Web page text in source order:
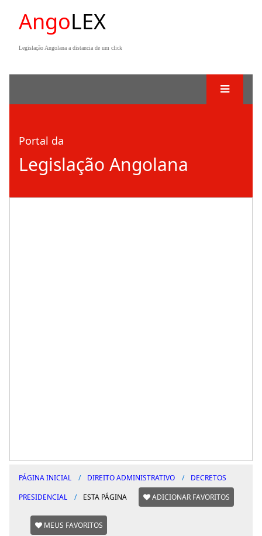
AngoLEX
Legislação Angolana a distancia de um click
Portal da
Legislação Angolana
PÁGINA INICIAL DIREITO ADMINISTRATIVO
DECRETOS
PRESIDENCIAL
ESTA PÁGINA ADICIONAR FAVORITOS
MEUS FAVORITOS